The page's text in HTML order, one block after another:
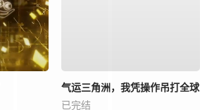
气运三角洲，我凭操作吊打全球
已完结